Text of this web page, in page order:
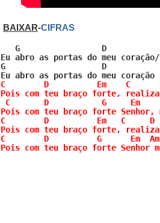
BAIXAR-CIFRAS
G                 D
Eu abro as portas do meu
G                    D
C        D          Em    C
Pois com teu braço forte,
C       D           G     Em
Pois com teu braço forte Senhor,
C        D          Em   C
Pois com teu braço forte,
C        D          G      Em
Pois com teu braço forte Senhor